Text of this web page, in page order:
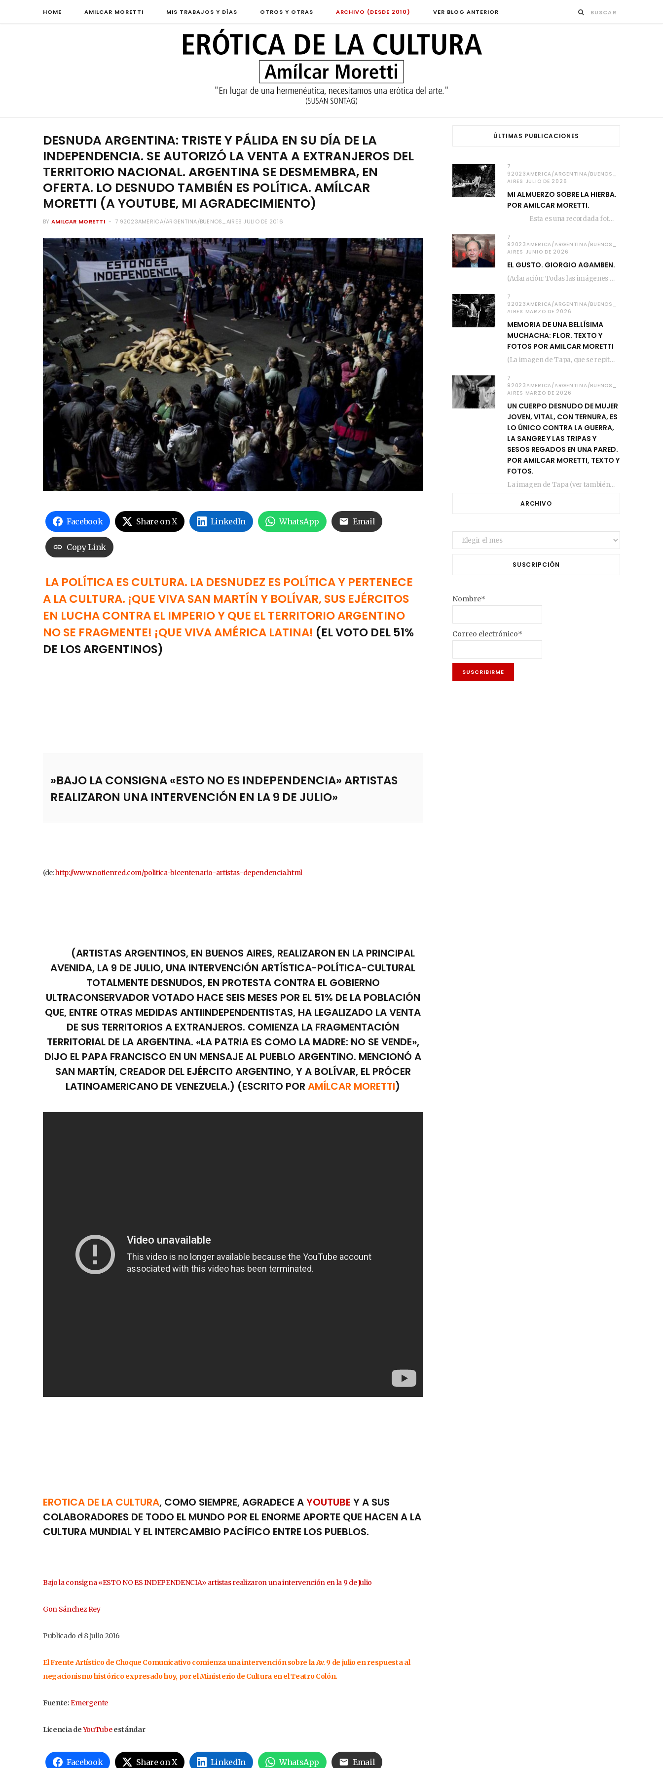
HOME AMILCAR MORETTI MIS TRABAJOS Y DÍAS OTROS Y OTRAS ARCHIVO (DESDE 2010) VER BLOG ANTERIOR
DESNUDA ARGENTINA: TRISTE Y PÁLIDA EN SU DÍA DE LA
INDEPENDENCIA. SE AUTORIZÓ LA VENTA A EXTRANJEROS DEL
TERRITORIO NACIONAL. ARGENTINA SE DESMEMBRA, EN
OFERTA. LO DESNUDO TAMBIÉN ES POLÍTICA. AMÍLCAR
MORETTI (A YOUTUBE, MI AGRADECIMIENTO)
BY AMILCAR MORETTI 7 92023AMERICA/ARGENTINA/BUENOS_AIRES JULIO DE 2016
Facebook Share on X LinkedIn WhatsApp Email
Copy Link
LA POLÍTICA ES CULTURA. LA DESNUDEZ ES POLÍTICA Y PERTENECE
A LA CULTURA. ¡QUE VIVA SAN MARTÍN Y BOLÍVAR, SUS EJÉRCITOS
EN LUCHA CONTRA EL IMPERIO Y QUE EL TERRITORIO ARGENTINO
NO SE FRAGMENTE! ¡QUE VIVA AMÉRICA LATINA! (EL VOTO DEL 51%
DE LOS ARGENTINOS)
​»BAJO LA CONSIGNA «ESTO NO ES INDEPENDENCIA» ARTISTAS
REALIZARON UNA INTERVENCIÓN EN LA 9 DE JULIO»
(de:http://www.notienred.com/politica-bicentenario-artistas-dependencia.html
(ARTISTAS ARGENTINOS, EN BUENOS AIRES, REALIZARON EN LA PRINCIPAL
AVENIDA, LA 9 DE JULIO, UNA INTERVENCIÓN ARTÍSTICA-POLÍTICA-CULTURAL
TOTALMENTE DESNUDOS, EN PROTESTA CONTRA EL GOBIERNO
ULTRACONSERVADOR VOTADO HACE SEIS MESES POR EL 51% DE LA POBLACIÓN
QUE, ENTRE OTRAS MEDIDAS ANTIINDEPENDENTISTAS, HA LEGALIZADO LA VENTA
DE SUS TERRITORIOS A EXTRANJEROS. COMIENZA LA FRAGMENTACIÓN
TERRITORIAL DE LA ARGENTINA. «LA PATRIA ES COMO LA MADRE: NO SE VENDE»,
DIJO EL PAPA FRANCISCO EN UN MENSAJE AL PUEBLO ARGENTINO. MENCIONÓ A
SAN MARTÍN, CREADOR DEL EJÉRCITO ARGENTINO, Y A BOLÍVAR, EL PRÓCER
LATINOAMERICANO DE VENEZUELA.) (ESCRITO POR AMÍLCAR MORETTI)
EROTICA DE LA CULTURA, COMO SIEMPRE, AGRADECE AYOUTUBE Y A SUS
COLABORADORES DE TODO EL MUNDO POR EL ENORME APORTE QUE HACEN A LA
CULTURA MUNDIAL Y EL INTERCAMBIO PACÍFICO ENTRE LOS PUEBLOS.
Bajo la consigna «ESTO NO ES INDEPENDENCIA» artistas realizaron una intervención en la 9 de Julio
Gon Sánchez Rey
Publicado el 8 julio 2016
El Frente Artístico de Choque Comunicativo comienza una intervención sobre la Av. 9 de julio en respuesta al
negacionismo histórico expresado hoy, por el Ministerio de Cultura en el Teatro Colón.
Fuente:Emergente
Licencia deYouTube estándar
Facebook Share on X LinkedIn WhatsApp Email
ÚLTIMAS PUBLICACIONES
7
92023AMERICA/ARGENTINA/BUENOS_
AIRES JULIO DE 2026
MI ALMUERZO SOBRE LA HIERBA.
POR AMILCAR MORETTI.
Esta es una recordada fotografía que registré…
7
92023AMERICA/ARGENTINA/BUENOS_
AIRES JUNIO DE 2026
EL GUSTO. GIORGIO AGAMBEN.
(Aclaración: Todas las imágenes de este posteo fueron tomadas de Bloghemia.com, y todos los…
7
92023AMERICA/ARGENTINA/BUENOS_
AIRES MARZO DE 2026
MEMORIA DE UNA BELLÍSIMA
MUCHACHA: FLOR. TEXTO Y
FOTOS POR AMILCAR MORETTI
(La imagen de Tapa, que se repite arriba, fue compuesta por Amilcar Moretti el viernes…
7
92023AMERICA/ARGENTINA/BUENOS_
AIRES MARZO DE 2026
UN CUERPO DESNUDO DE MUJER
JOVEN, VITAL, CON TERNURA, ES
LO ÚNICO CONTRA LA GUERRA,
LA SANGRE Y LAS TRIPAS Y
SESOS REGADOS EN UNA PARED.
POR AMILCAR MORETTI, TEXTO Y
FOTOS.
La imagen de Tapa (ver también más arriba) fue compuesta en estos días de febrero…
ARCHIVO
Archivo
SUSCRIPCIÓN
Nombre*
Correo electrónico*